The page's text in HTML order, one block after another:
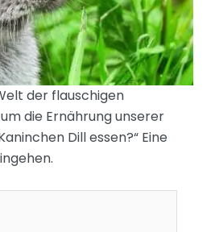
der flauschigen
die Ernährung unserer
Dill essen?“ Eine